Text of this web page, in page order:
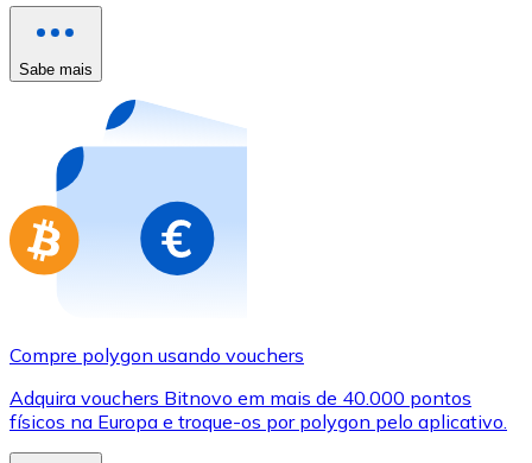
Comprar com cartão
Compre cartões-presente das suas marcas favoritas
Ir para a loja de cartões-presente
Sabe mais
Compre polygon usando vouchers
Adquira vouchers Bitnovo em mais de 40.000 pontos
físicos na Europa e troque-os por polygon pelo aplicativo.